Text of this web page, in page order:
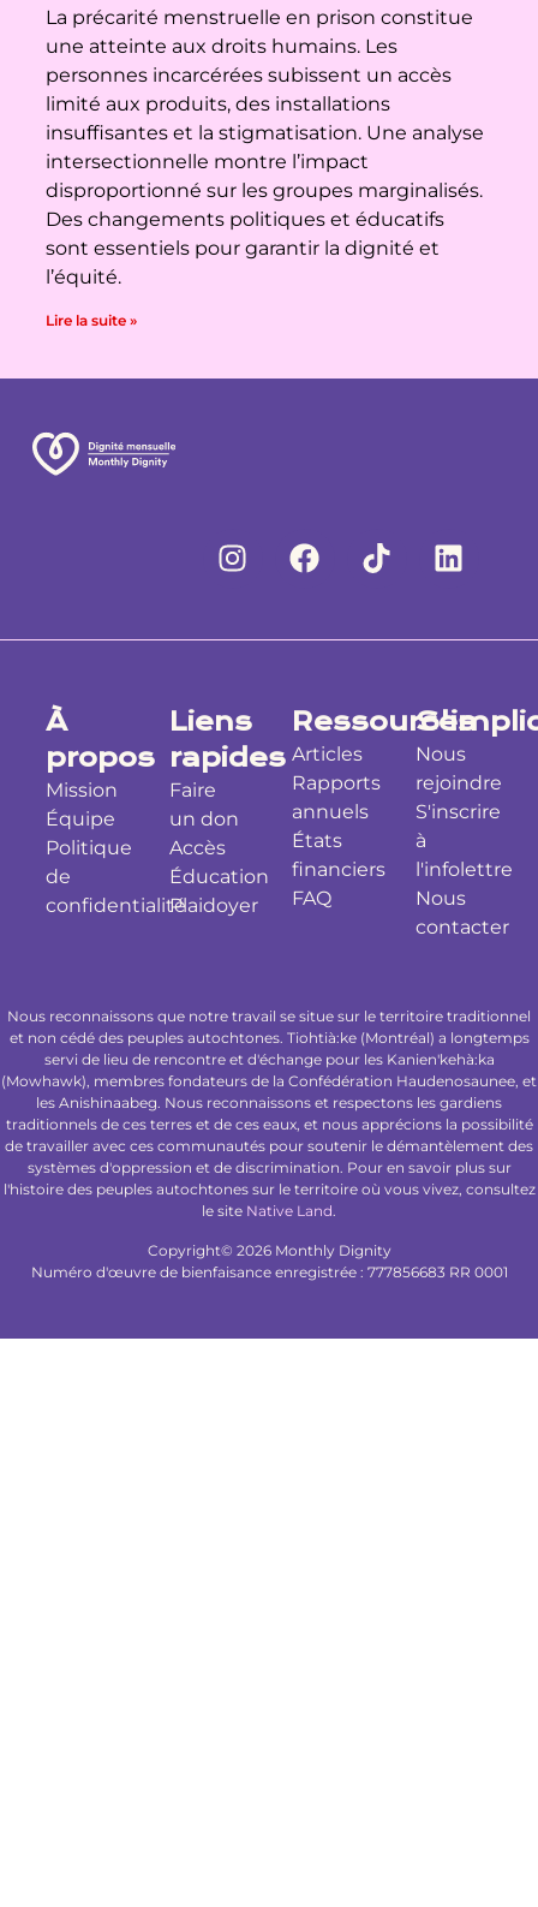
La précarité menstruelle en prison constitue
une atteinte aux droits humains. Les
personnes incarcérées subissent un accès
limité aux produits, des installations
insuffisantes et la stigmatisation. Une analyse
intersectionnelle montre l’impact
disproportionné sur les groupes marginalisés.
Des changements politiques et éducatifs
sont essentiels pour garantir la dignité et
l’équité.
Lire la suite »
À
propos
Mission
Équipe
Politique
de
confidentialité
Liens
rapides
Faire
un don
Accès
Éducation
Plaidoyer
Ressources
Articles
Rapports
annuels
États
financiers
FAQ
Nous
rejoindre
S'inscrire
à
l'infolettre
Nous
contacter
Nous reconnaissons que notre travail se situe sur le territoire traditionnel
et non cédé des peuples autochtones. Tiohtià:ke (Montréal) a longtemps
servi de lieu de rencontre et d'échange pour les Kanien'kehà:ka
(Mowhawk), membres fondateurs de la Confédération Haudenosaunee, et
les Anishinaabeg. Nous reconnaissons et respectons les gardiens
traditionnels de ces terres et de ces eaux, et nous apprécions la possibilité
de travailler avec ces communautés pour soutenir le démantèlement des
systèmes d'oppression et de discrimination. Pour en savoir plus sur
l'histoire des peuples autochtones sur le territoire où vous vivez, consultez
le site Native Land.
Copyright© 2026 Monthly Dignity
Numéro d'œuvre de bienfaisance enregistrée : 777856683 RR 0001